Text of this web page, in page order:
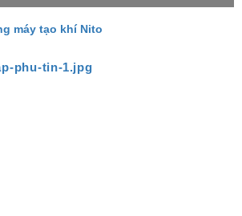
N4500X6;
máy tạo khí Nito